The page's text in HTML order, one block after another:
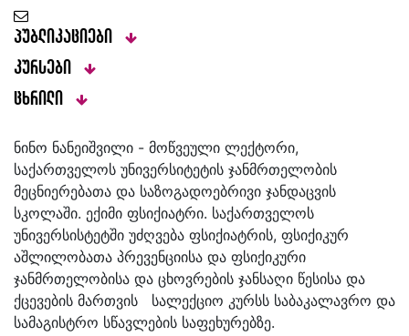
პუბლიკაციები
კურსები
ცხრილი
ნინო ნანეიშვილი - მოწვეული ლექტორი,
საქართველოს უნივერსიტეტის ჯანმრთელობის
მეცნიერებათა და საზოგადოებრივი ჯანდაცვის
სკოლაში. ექიმი ფსიქიატრი. საქართველოს
უნივერსისტეტში უძღვება ფსიქიატრის, ფსიქიკურ
აშლილობათა პრევენციისა და ფსიქიკური
ჯანმრთელობისა და ცხოვრების ჯანსაღი წესისა და
ქცევების მართვის სალექციო კურსს საბაკალავრო და
სამაგისტრო სწავლების საფეხურებზე.